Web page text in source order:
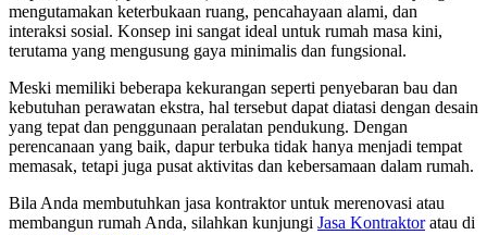
mengutamakan keterbukaan ruang, pencahayaan alami, dan
interaksi sosial. Konsep ini sangat ideal untuk rumah masa kini,
terutama yang mengusung gaya minimalis dan fungsional.
Meski memiliki beberapa kekurangan seperti penyebaran bau dan
kebutuhan perawatan ekstra, hal tersebut dapat diatasi dengan desain
yang tepat dan penggunaan peralatan pendukung. Dengan
perencanaan yang baik, dapur terbuka tidak hanya menjadi tempat
memasak, tetapi juga pusat aktivitas dan kebersamaan dalam rumah.
Bila Anda membutuhkan jasa kontraktor untuk merenovasi atau
membangun rumah Anda, silahkan kunjungi Jasa Kontraktoratau di